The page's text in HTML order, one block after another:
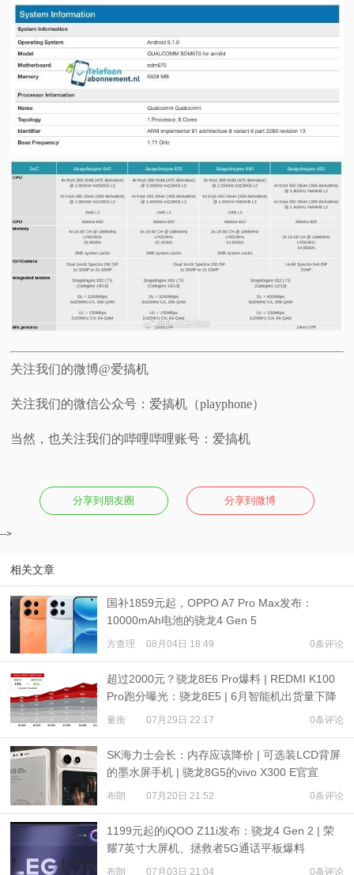
关注我们的微博@爱搞机
关注我们的微信公众号：爱搞机（playphone）
当然，也关注我们的哔哩哔哩账号：爱搞机
分享到朋友圈 分享到微博
-->
相关文章
国补1859元起，OPPO A7 Pro Max发布：
10000mAh电池的骁龙4 Gen 5
方查理 08月04日 18:49 0条评论
超过2000元？骁龙8E6 Pro爆料 | REDMI K100
Pro跑分曝光：骁龙8E5 | 6月智能机出货量下降
16.6%
量衡 07月29日 22:17 0条评论
SK海力士会长：内存应该降价 | 可选装LCD背屏
的墨水屏手机 | 骁龙8G5的vivo X300 E官宣
布朗 07月20日 21:52 0条评论
1199元起的iQOO Z11i发布：骁龙4 Gen 2 | 荣
耀7英寸大屏机、拯救者5G通话平板爆料
布朗 07月03日 21:04 0条评论